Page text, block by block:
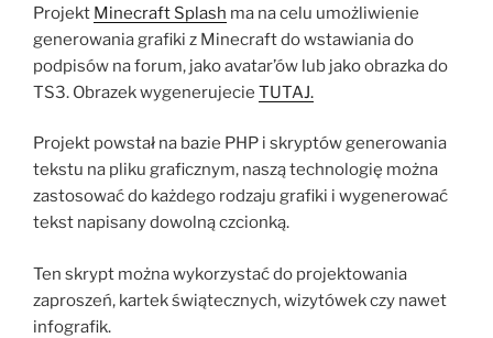
Projekt Minecraft Splash ma na celu umożliwienie
generowania grafiki z Minecraft do wstawiania do
podpisów na forum, jako avatar’ów lub jako obrazka do
TS3. Obrazek wygenerujecie TUTAJ.
Projekt powstał na bazie PHP i skryptów generowania
tekstu na pliku graficznym, naszą technologię można
zastosować do każdego rodzaju grafiki i wygenerować
tekst napisany dowolną czcionką.
Ten skrypt można wykorzystać do projektowania
zaproszeń, kartek świątecznych, wizytówek czy nawet
infografik.